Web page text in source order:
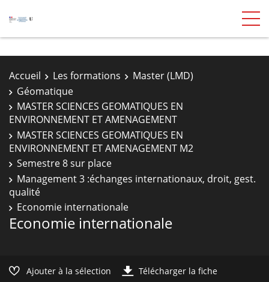
Accueil Les formations
Master (LMD)
Géomatique
MASTER SCIENCES GEOMATIQUES EN
ENVIRONNEMENT ET AMENAGEMENT
MASTER SCIENCES GEOMATIQUES EN
ENVIRONNEMENT ET AMENAGEMENT M2
Semestre 8 sur place
Management 3 :échanges internationaux, droit, gest.
qualité
Economie internationale
Economie internationale
Ajouter à la sélection Télécharger la fiche